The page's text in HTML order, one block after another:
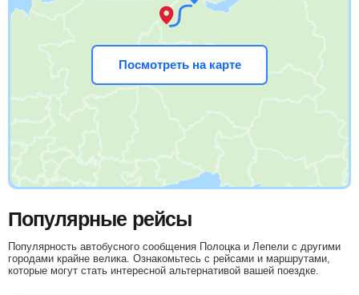
Посмотреть на карте
Популярные рейсы
Популярность автобусного сообщения Полоцка и Лепели с другими
городами крайне велика. Ознакомьтесь с рейсами и маршрутами,
которые могут стать интересной альтернативой вашей поездке.